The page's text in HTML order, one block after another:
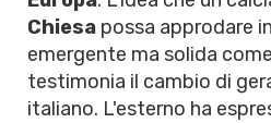
Chiesa possa approdare
emergente ma solida
testimonia il cambio di
italiano. L'esterno ha